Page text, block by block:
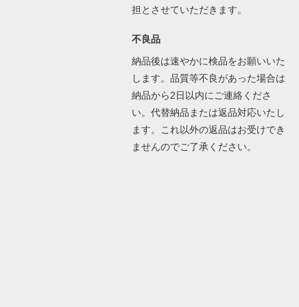
担とさせていただきます。
不良品
納品後は速やかに検品をお願いいた
します。品質等不良があった場合は
納品から2日以内にご連絡くださ
い。代替納品または返品対応いたし
ます。これ以外の返品はお受けでき
ませんのでご了承ください。